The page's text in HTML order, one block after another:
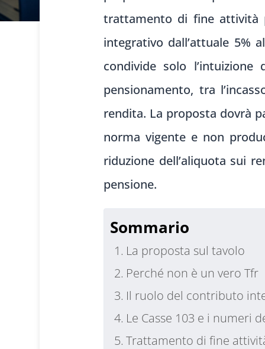
trattamento di fine attività
integrativo dall’attuale 5%
condivide solo
pensionamento, tra
rendita. La proposta dovrà
norma vigente e non
riduzione dell’aliquota sui
pensione.
Sommario
La proposta sul tavolo
Perché non è un vero Tfr
Il ruolo del contributo
Le Casse 103 e i numeri
Trattamento di fine